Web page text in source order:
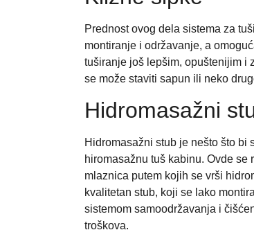
Prednost ovog dela sistema za
montiranje i održavanje, a
tuširanje još lepšim, opuštenijim i
se može staviti sapun ili neko
Hidromasažni
Hidromasažni stub je nešto što
hiromasažnu tuš kabinu. Ovde
mlaznica putem kojih se vrši
kvalitetan stub, koji se lako
sistemom samoodržavanja i
troškova.